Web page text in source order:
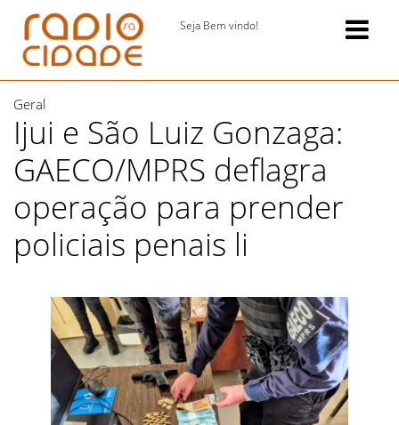
Seja Bem vindo!
Geral
Ijui e São Luiz Gonzaga:
GAECO/MPRS deflagra
operação para prender
policiais penais li